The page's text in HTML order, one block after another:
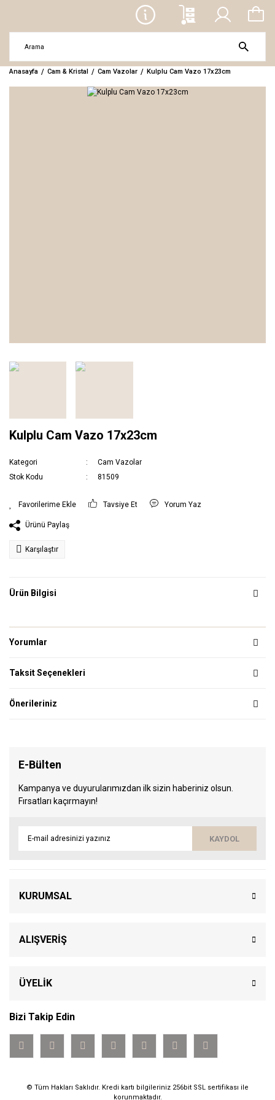
Anasayfa Cam & Kristal Cam Vazolar Kulplu Cam Vazo 17x23cm
Kulplu Cam Vazo 17x23cm
Kategori
Cam Vazolar
Stok Kodu
81509
Tavsiye Et Yorum Yaz
Ürünü Paylaş
Karşılaştır
Ürün Bilgisi
Yorumlar
Taksit Seçenekleri
Önerileriniz
E-Bülten
Kampanya ve duyurularımızdan ilk sizin haberiniz olsun.
Fırsatları kaçırmayın!
KAYDOL
KURUMSAL
ALIŞVERİŞ
ÜYELİK
Bizi Takip Edin
© Tüm Hakları Saklıdır. Kredi kartı bilgileriniz 256bit SSL sertifikası ile
korunmaktadır.